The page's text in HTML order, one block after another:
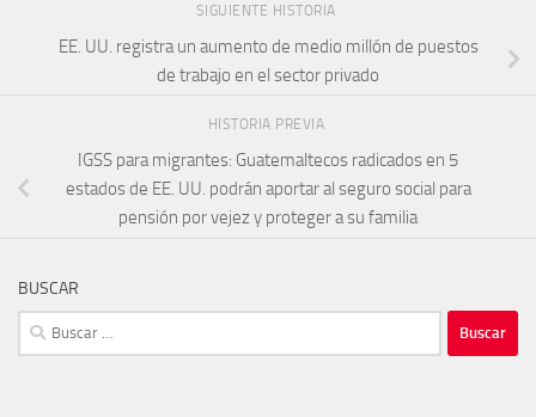
SIGUIENTE HISTORIA
EE. UU. registra un aumento de medio millón de puestos
de trabajo en el sector privado
HISTORIA PREVIA
IGSS para migrantes: Guatemaltecos radicados en 5
estados de EE. UU. podrán aportar al seguro social para
pensión por vejez y proteger a su familia
BUSCAR
Buscar: